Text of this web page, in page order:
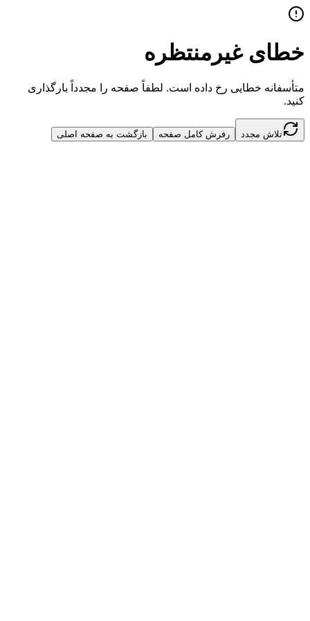
خطای غیرمنتظره
متأسفانه خطایی رخ داده است. لطفاً صفحه را مجدداً بارگذاری
کنید.
تلاش مجدد رفرش کامل صفحه بازگشت به صفحه اصلی